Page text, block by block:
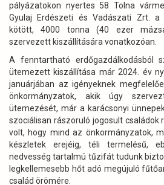
pályázatokon nyertes 58 Tolna
Gyulaj Erdészeti és Vadászati Zrt. a
kötött, 4000 tonna (40 ezer
szervezett kiszállítására vonatkozóan.
A fenntartható erdőgazdálkodásból
ütemezett kiszállítása már 2024. év
januárjában az igényeknek
önkormányzatok, akik úgy
ütemezését, már a karácsonyi
szociálisan rászoruló jogosult családok
volt, hogy mind az önkormányzatok,
készletek erejéig, téli termelésű,
nedvesség tartalmú tűzifát tudunk
legkellemesebb hőt adó megújuló
család örömére.